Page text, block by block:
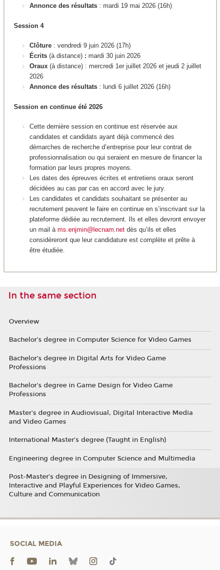
Annonce des résultats : mardi 19 mai 2026 (16h)
Session 4
Clôture : vendredi 9 juin 2026 (17h)
Écrits (à distance) : mardi 30 juin 2026
Oraux (à distance) : mercredi 1er juillet 2026 et jeudi 2 juillet
2026
Annonce des résultats : lundi 6 juillet 2026 (16h)
Session en continue été 2026
Cette dernière session en continue est réservée aux
candidates et candidats ayant déjà commencé des
démarches de recherche d’entreprise pour leur contrat de
professionnalisation ou qui seraient en mesure de financer la
formation par leurs propres moyens.
Les dates des épreuves écrites et entretiens oraux seront
décidées au cas par cas en accord avec le jury.
Les candidates et candidats souhaitant se présenter au
recrutement peuvent le faire en continue en s’inscrivant sur la
plateforme dédiée au recrutement. Ils et elles devront envoyer
un mail à ms.enjmin@lecnam.net dès qu’ils et elles
considéreront que leur candidature est complète et prête à
être étudiée.
In the same section
Overview
Bachelor’s degree in Computer Science for Video Games
Bachelor’s degree in Digital Arts for Video Game
Professions
Bachelor's degree in Game Design for Video Game
Professions
Master's degree in Audiovisual, Digital Interactive Media
and Video Games
International Master’s degree (Taught in English)
Engineering degree in Computer Science and Multimedia
Post-Master’s degree in Designing of Immersive,
Interactive and Playful Experiences for Video Games,
Culture and Communication
SOCIAL MEDIA